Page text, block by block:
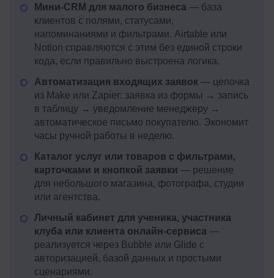
Мини-CRM для малого бизнеса — база
клиентов с полями, статусами,
напоминаниями и фильтрами. Airtable или
Notion справляются с этим без единой строки
кода, если правильно выстроена логика.
Автоматизация входящих заявок — цепочка
из Make или Zapier: заявка из формы → запись
в таблицу → уведомление менеджеру →
автоматическое письмо покупателю. Экономит
часы ручной работы в неделю.
Каталог услуг или товаров с фильтрами,
карточками и кнопкой заявки — решение
для небольшого магазина, фотографа, студии
или агентства.
Личный кабинет для ученика, участника
клуба или клиента онлайн-сервиса —
реализуется через Bubble или Glide с
авторизацией, базой данных и простыми
сценариями.